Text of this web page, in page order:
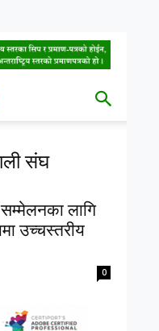
संघ
लागि
उच्चस्तरीय
0